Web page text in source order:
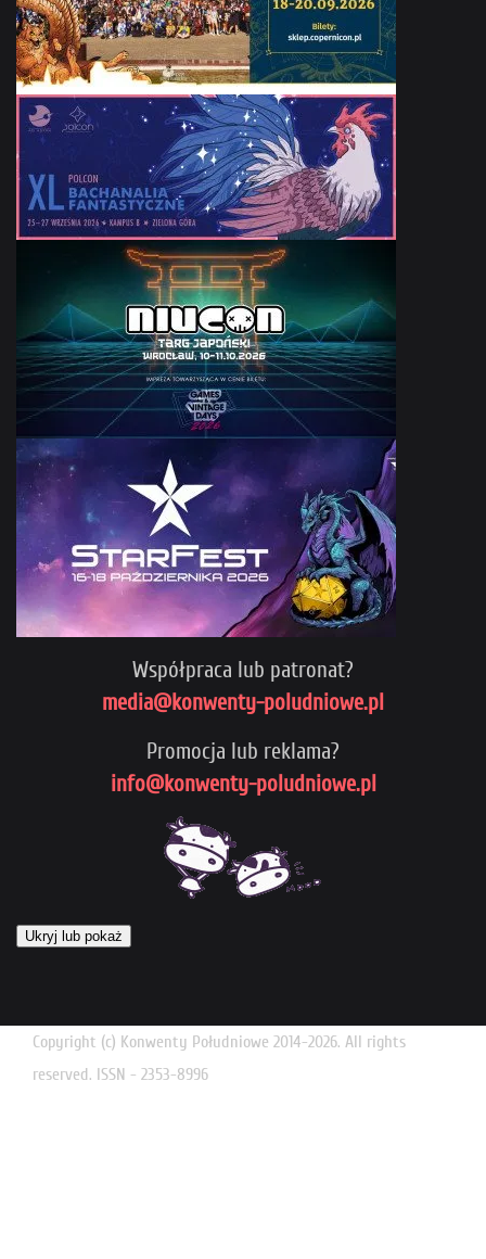
Współpraca lub patronat?
media@konwenty-poludniowe.pl
Promocja lub reklama?
info@konwenty-poludniowe.pl
Ukryj lub pokaż
Copyright (c) Konwenty Południowe 2014-2026. All rights
reserved. ISSN - 2353-8996